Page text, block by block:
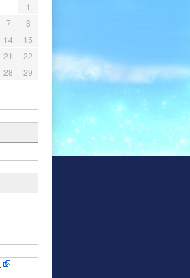
1
7
8
14
15
21
22
28
29